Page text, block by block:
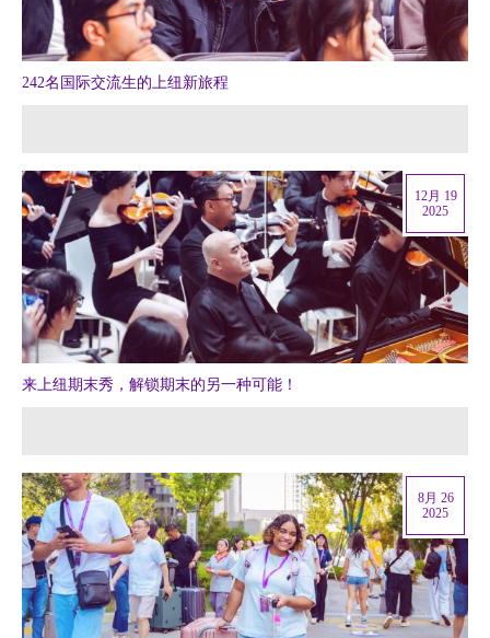
242名国际交流生的上纽新旅程
来上纽期末秀，解锁期末的另一种可能！
12月 19
2025
8月 26
2025